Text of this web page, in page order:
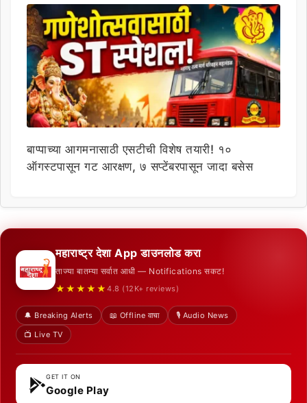
बाप्पाच्या आगमनासाठी एसटीची विशेष तयारी! १०
ऑगस्टपासून गट आरक्षण, ७ सप्टेंबरपासून जादा बसेस
महाराष्ट्र देशा App डाउनलोड करा
ताज्या बातम्या सर्वात आधी — Notifications सकट!
★★★★★ 4.8 (12K+ reviews)
🔔 Breaking Alerts 📖 Offline वाचा
🎙️ Audio News
📺 Live TV
GET IT ON
Google Play